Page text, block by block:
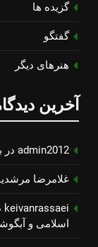
گزیده ها
گفتگو
هنرهای دیگر
آخرین
admin2012 در
غلامرضا
keivanrassaei
اسلامی و